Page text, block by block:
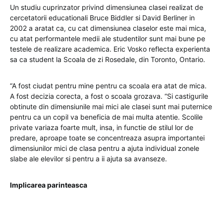
Un studiu cuprinzator privind dimensiunea clasei realizat de
cercetatorii educationali Bruce Biddler si David Berliner in
2002 a aratat ca, cu cat dimensiunea claselor este mai mica,
cu atat performantele medii ale studentilor sunt mai bune pe
testele de realizare academica. Eric Vosko reflecta experienta
sa ca student la Scoala de zi Rosedale, din Toronto, Ontario.
“A fost ciudat pentru mine pentru ca scoala era atat de mica.
A fost decizia corecta, a fost o scoala grozava. “Si castigurile
obtinute din dimensiunile mai mici ale clasei sunt mai puternice
pentru ca un copil va beneficia de mai multa atentie. Scolile
private variaza foarte mult, insa, in functie de stilul lor de
predare, aproape toate se concentreaza asupra importantei
dimensiunilor mici de clasa pentru a ajuta individual zonele
slabe ale elevilor si pentru a ii ajuta sa avanseze.
Implicarea parinteasca